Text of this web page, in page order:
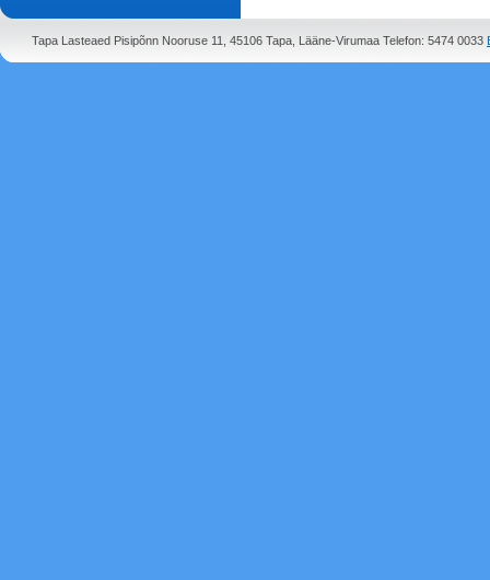
Tapa Lasteaed Pisipõnn Nooruse 11, 45106 Tapa, Lääne-Virumaa Telefon: 5474 0033